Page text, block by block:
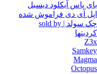
بای پاس آیکلود دیسبل
اپل آی دی فراموش شده
چک سولد | sold by
کردیتها
Z3x
Samkey
Magma
Octopus